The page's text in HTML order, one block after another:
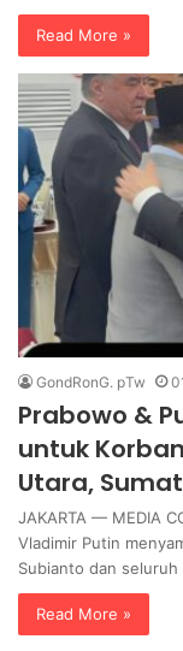
Read More »
GondRonG. pTw
Prabowo &
untuk
Utara,
JAKARTA — MEDIA
Vladimir Putin
Subianto dan
Read More »